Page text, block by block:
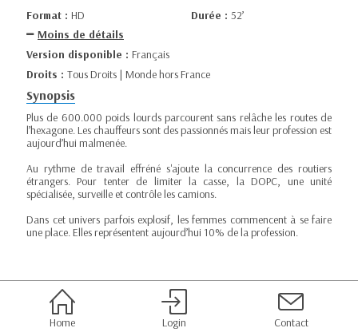
Format : HD Durée : 52’
Moins de détails
Version disponible : Français
Droits : Tous Droits | Monde hors France
Synopsis
Plus de 600.000 poids lourds parcourent sans relâche les routes de
l’hexagone. Les chauffeurs sont des passionnés mais leur profession est
aujourd’hui malmenée.
Au rythme de travail effréné s'ajoute la concurrence des routiers
étrangers. Pour tenter de limiter la casse, la DOPC, une unité
spécialisée, surveille et contrôle les camions.
Dans cet univers parfois explosif, les femmes commencent à se faire
une place. Elles représentent aujourd’hui 10% de la profession.
Home Login Contact